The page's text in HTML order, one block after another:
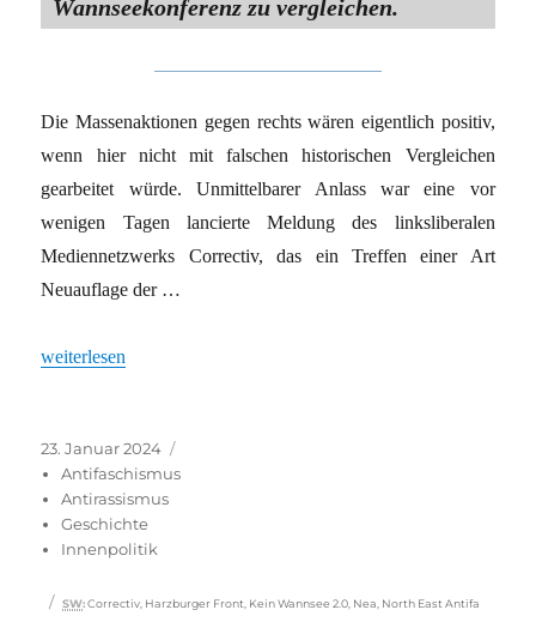
Wannseekonferenz zu vergleichen.
Die Massenaktionen gegen rechts wären eigentlich positiv,
wenn hier nicht mit falschen historischen Vergleichen
gearbeitet würde. Unmittelbarer Anlass war eine vor
wenigen Tagen lancierte Meldung des linksliberalen
Mediennetzwerks Correctiv, das ein Treffen einer Art
Neuauflage der …
„Harzburger Front – keine Wannseekonferenz“
weiterlesen
Veröffentlicht
am
23. Januar 2024
Antifaschismus
Antirassismus
Geschichte
Innenpolitik
Schlagwörter
SW: Correctiv Harzburger Front Kein Wannsee 2.0 Nea North East Antifa